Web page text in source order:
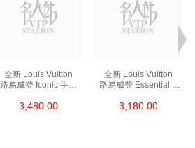
全新 Louis Vuitton
路易威登 Iconic 手鏈
粉紅金色/銀色
3,480.00
全新 Louis Vuitton
路易威登 Essential V
M00858 金屬 金色
3,180.00